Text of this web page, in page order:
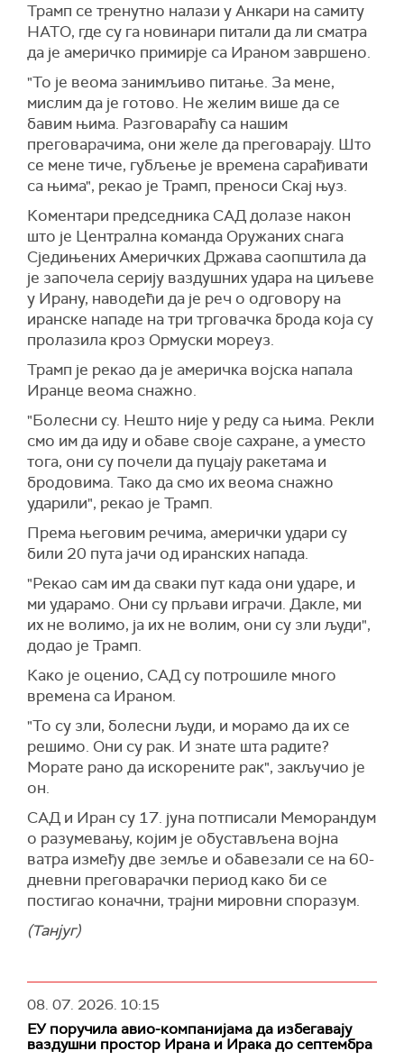
Трамп се тренутно налази у Анкари на самиту
НАТО, где су га новинари питали да ли сматра
да је америчко примирје са Ираном завршено.
"То је веома занимљиво питање. За мене,
мислим да је готово. Не желим више да се
бавим њима. Разговараћу са нашим
преговарачима, они желе да преговарају. Што
се мене тиче, губљење је времена сарађивати
са њима", рекао је Трамп, преноси Скај њуз.
Коментари председника САД долазе након
што је Централна команда Оружаних снага
Сједињених Америчких Држава саопштила да
је започела серију ваздушних удара на циљеве
у Ирану, наводећи да је реч о одговору на
иранске нападе на три трговачка брода која су
пролазила кроз Ормуски мореуз.
Трамп је рекао да је америчка војска напала
Иранце веома снажно.
"Болесни су. Нешто није у реду са њима. Рекли
смо им да иду и обаве своје сахране, а уместо
тога, они су почели да пуцају ракетама и
бродовима. Тако да смо их веома снажно
ударили", рекао је Трамп.
Према његовим речима, амерички удари су
били 20 пута јачи од иранских напада.
"Рекао сам им да сваки пут када они ударе, и
ми ударамо. Они су прљави играчи. Дакле, ми
их не волимо, ја их не волим, они су зли људи",
додао је Трамп.
Како је оценио, САД су потрошиле много
времена са Ираном.
"То су зли, болесни људи, и морамо да их се
решимо. Они су рак. И знате шта радите?
Морате рано да искорените рак", закључио је
он.
САД и Иран су 17. јуна потписали Меморандум
о разумевању, којим је обустављена војна
ватра између две земље и обавезали се на 60-
дневни преговарачки период како би се
постигао коначни, трајни мировни споразум.
(Танјуг)
08. 07. 2026. 10:15
ЕУ поручила авио-компанијама да избегавају
ваздушни простор Ирана и Ирака до септембра